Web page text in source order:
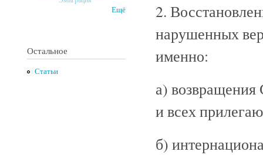
Ещё
Остальное
Статьи
2.
нарушенных
именно:
а)
и всех
б)